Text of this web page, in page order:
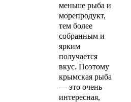
меньше рыба и
морепродукт,
тем более
собранным и
ярким
получается
вкус. Поэтому
крымская рыба
— это очень
интересная,